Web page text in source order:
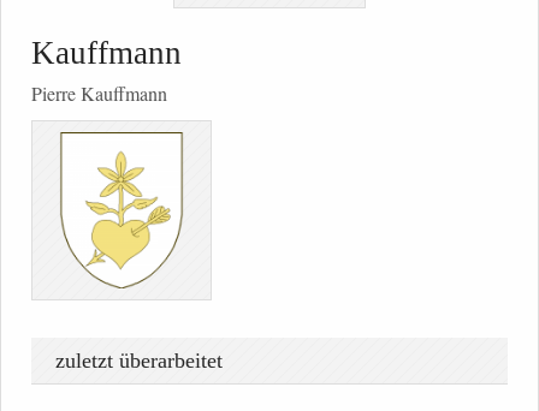
Kauffmann
Pierre Kauffmann
zuletzt überarbeitet